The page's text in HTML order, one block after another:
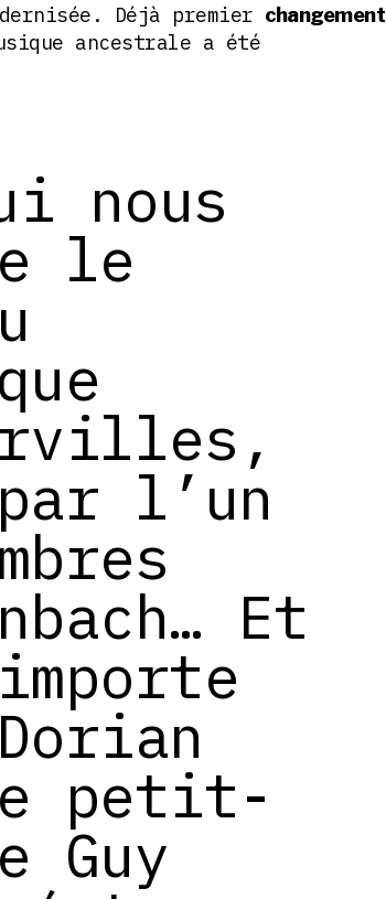
Déjà premier changement
ancestrale a été
nous
le
l’un
Et
petit-
Guy